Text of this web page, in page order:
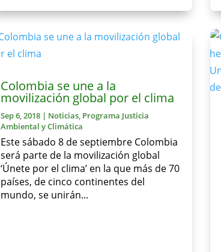
Colombia se une a la
movilización global por el clima
Sep 6, 2018| Noticias, Programa Justicia
Ambiental y Climática
Este sábado 8 de septiembre Colombia
será parte de la movilización global
‘Únete por el clima’ en la que más de 70
países, de cinco continentes del
mundo, se unirán...